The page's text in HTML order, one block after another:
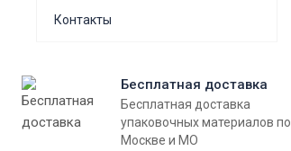
Контакты
Бесплатная доставка
Бесплатная доставка
упаковочных материалов по
Москве и МО